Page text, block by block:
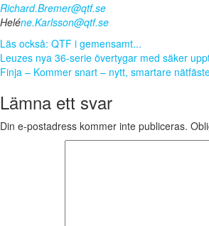
Richard.Bremer@qtf.se
Heléne.Karlsson@qtf.se
Läs också: QTF i gemensamt...
Inläggsnavigering
Leuzes nya 36-serie övertygar med säker
Finja – Kommer snart – nytt, smartare
Lämna ett svar
Din e-postadress kommer inte publiceras.